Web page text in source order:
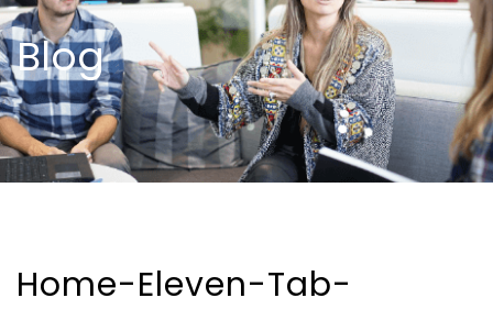
Blog
Home-Eleven-Tab-